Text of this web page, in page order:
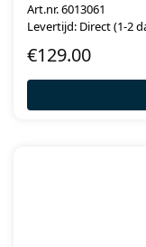
Art.nr. 6013061
Levertijd: Direct (1-2
€129.00